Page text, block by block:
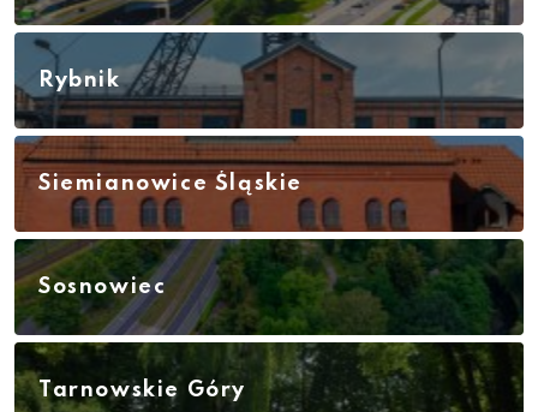
Rybnik
Siemianowice Śląskie
Sosnowiec
Tarnowskie Góry